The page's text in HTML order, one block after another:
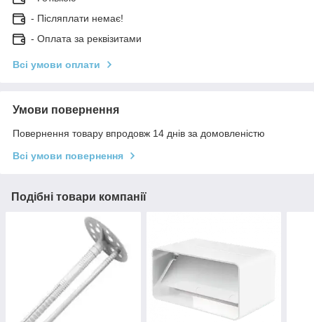
- Післяплати немає!
- Оплата за реквізитами
Всі умови оплати
Умови повернення
Повернення товару впродовж 14 днів за домовленістю
Всі умови повернення
Подібні товари компанії